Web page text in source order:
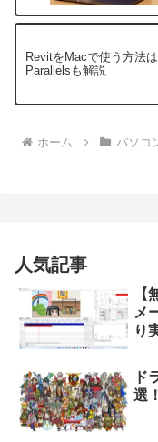
RevitをMacで使う方法
Parallelsも解説
ホーム パソコ
人気記事
メ
り
ド
選